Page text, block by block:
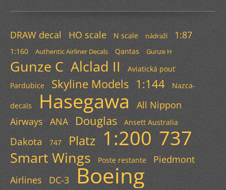
DRAW decal HO scale N scale nádraží 1:87
1:160 Authentic Airliner Decals Qantas Gunze H
Gunze C Alclad II
Aviatická pouť
Pardubice
Skyline Models 1:144 Nazca-
decals Hasegawa
All Nippon
Airways
ANA Douglas Ansett Australia
Dakota 747 Platz 1:200 737
Smart Wings Poste restante
Piedmont
Airlines
DC-3 Boeing